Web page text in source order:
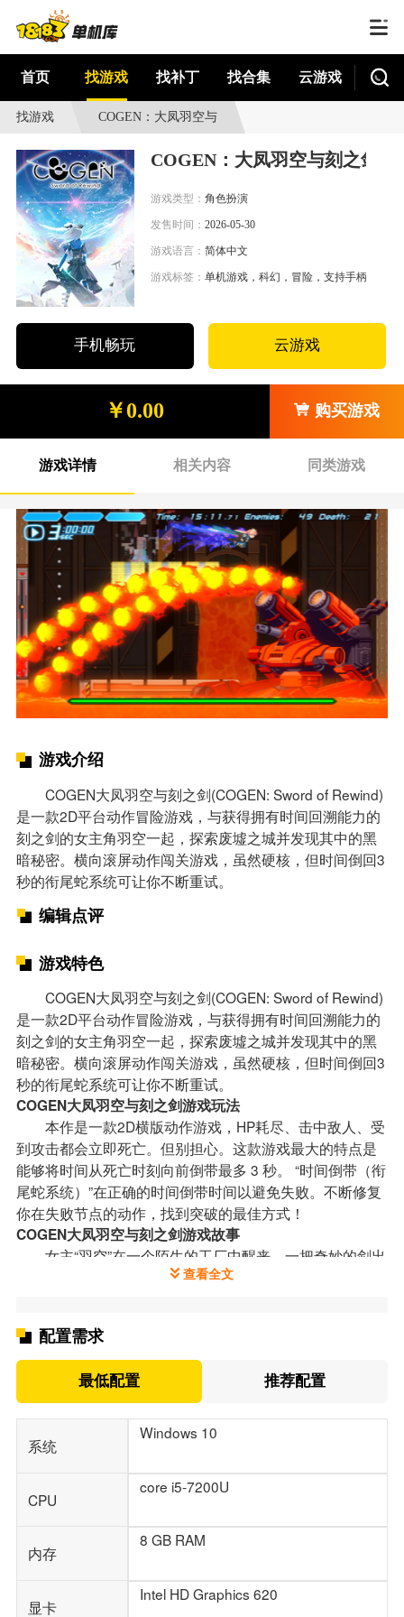
首页 找游戏 找补丁 找合集 云游戏
找游戏 COGEN：大凤羽空与
COGEN：大凤羽空与刻之剑
游戏类型：角色扮演
发售时间：2026-05-30
游戏语言：简体中文
游戏标签：单机游戏，科幻，冒险，支持手柄
手机畅玩 云游戏
￥0.00 购买游戏
游戏详情 相关内容 同类游戏
游戏介绍
COGEN大凤羽空与刻之剑(COGEN: Sword of Rewind)
是一款2D平台动作冒险游戏，与获得拥有时间回溯能力的
刻之剑的女主角羽空一起，探索废墟之城并发现其中的黑
暗秘密。横向滚屏动作闯关游戏，虽然硬核，但时间倒回3
秒的衔尾蛇系统可让你不断重试。
编辑点评
游戏特色
COGEN大凤羽空与刻之剑(COGEN: Sword of Rewind)
是一款2D平台动作冒险游戏，与获得拥有时间回溯能力的
刻之剑的女主角羽空一起，探索废墟之城并发现其中的黑
暗秘密。横向滚屏动作闯关游戏，虽然硬核，但时间倒回3
秒的衔尾蛇系统可让你不断重试。
COGEN大凤羽空与刻之剑游戏玩法
本作是一款2D横版动作游戏，HP耗尽、击中敌人、受
到攻击都会立即死亡。但别担心。这款游戏最大的特点是
能够将时间从死亡时刻向前倒带最多 3 秒。 “时间倒带（衔
尾蛇系统）”在正确的时间倒带时间以避免失败。不断修复
你在失败节点的动作，找到突破的最佳方式！
COGEN大凤羽空与刻之剑游戏故事
女主“羽空”在一个陌生的工厂中醒来，一把奇妙的剑出
现在她的面前。这把剑名为“ExeBreaker”，拥有自己的意
惑的羽空踏上了由 ExeBreaker 领导的旅程。出现在他面前
的，是哈空所居住的海城“高岩城”破败不堪的模样。
Yukong 将与 ExeBreaker 一起探索被毁的城市 Kogan
的秘密。
查看全文
配置需求
最低配置 推荐配置
系统
Windows 10
CPU
core i5-7200U
内存
8 GB RAM
显卡
Intel HD Graphics 620